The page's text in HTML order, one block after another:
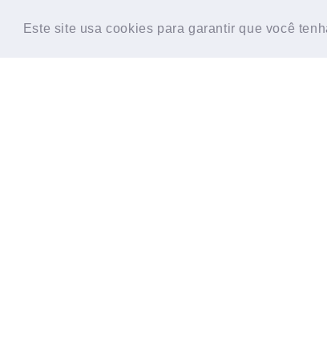
Este site usa cookies para garantir que você
Este site usa cookies para garantir que você
HOME CONTATO SOBRE